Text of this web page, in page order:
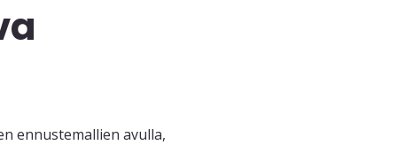
ennustemallien avulla,